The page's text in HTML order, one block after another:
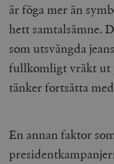
är föga mer än
hett samtalsämne.
som utsvängda
fullkomligt vräkt ut
tänker fortsätta
En annan faktor